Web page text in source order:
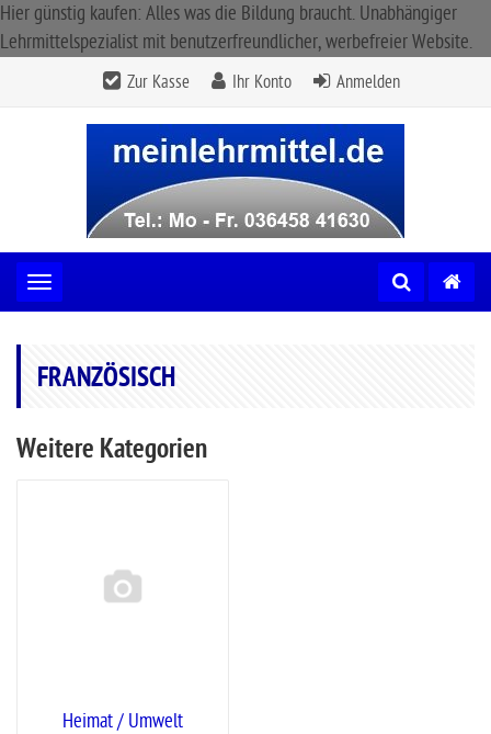
Hier günstig kaufen: Alles was die Bildung braucht. Unabhängiger
Lehrmittelspezialist mit benutzerfreundlicher, werbefreier Website.
Zur Kasse Ihr Konto Anmelden
Toggle navigation
FRANZÖSISCH
Weitere Kategorien
Heimat / Umwelt